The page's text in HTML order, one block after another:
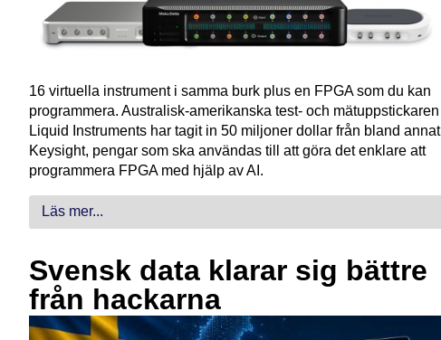
16 virtuella instrument i samma burk plus en FPGA som du kan
programmera. Australisk-amerikanska test- och mätuppstickaren
Liquid Instruments har tagit in 50 miljoner dollar från bland annat
Keysight, pengar som ska användas till att göra det enklare att
programmera FPGA med hjälp av AI.
Läs mer...
Svensk data klarar sig bättre
från hackarna